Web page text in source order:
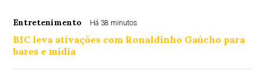
Entretenimento Há 38 minutos
BIC leva ativações com Ronaldinho Gaúcho para
bares e mídia